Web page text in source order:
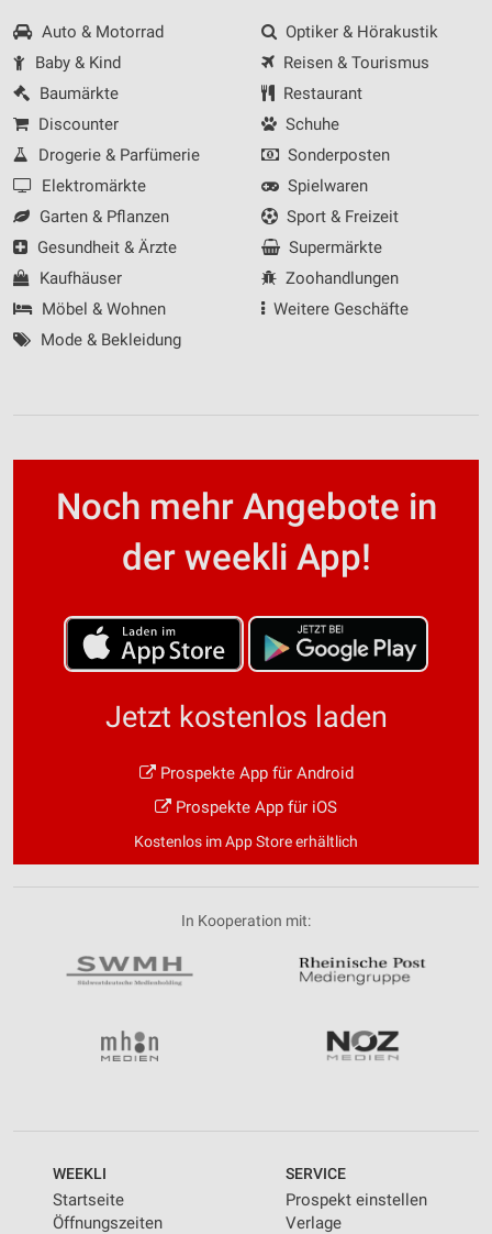
Auto & Motorrad
Baby & Kind
Baumärkte
Discounter
Drogerie & Parfümerie
Elektromärkte
Garten & Pflanzen
Gesundheit & Ärzte
Kaufhäuser
Möbel & Wohnen
Mode & Bekleidung
Optiker & Hörakustik
Reisen & Tourismus
Restaurant
Schuhe
Sonderposten
Spielwaren
Sport & Freizeit
Supermärkte
Zoohandlungen
Weitere Geschäfte
Noch mehr Angebote in
der weekli App!
Jetzt kostenlos laden
Prospekte App für Android
Prospekte App für iOS
Kostenlos im App Store erhältlich
In Kooperation mit:
WEEKLI
Startseite
Öffnungszeiten
SERVICE
Prospekt einstellen
Verlage